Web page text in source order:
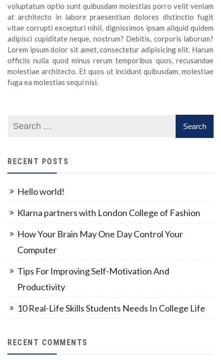
voluptatum optio sunt quibusdam molestias porro velit veniam
at architecto in labore praesentium dolores distinctio fugit
vitae corrupti excepturi nihil, dignissimos ipsam aliquid quidem
adipisci cupiditate neque, nostrum? Debitis, corporis laborum?
Lorem ipsum dolor sit amet, consectetur adipisicing elit. Harum
officiis nulla quod minus rerum temporibus quos, recusandae
molestiae architecto. Et quos ut incidunt quibusdam, molestiae
fuga ea molestias sequi nisi.
RECENT POSTS
Hello world!
Klarna partners with London College of Fashion
How Your Brain May One Day Control Your
Computer
Tips For Improving Self-Motivation And
Productivity
10 Real-Life Skills Students Needs In College Life
RECENT COMMENTS